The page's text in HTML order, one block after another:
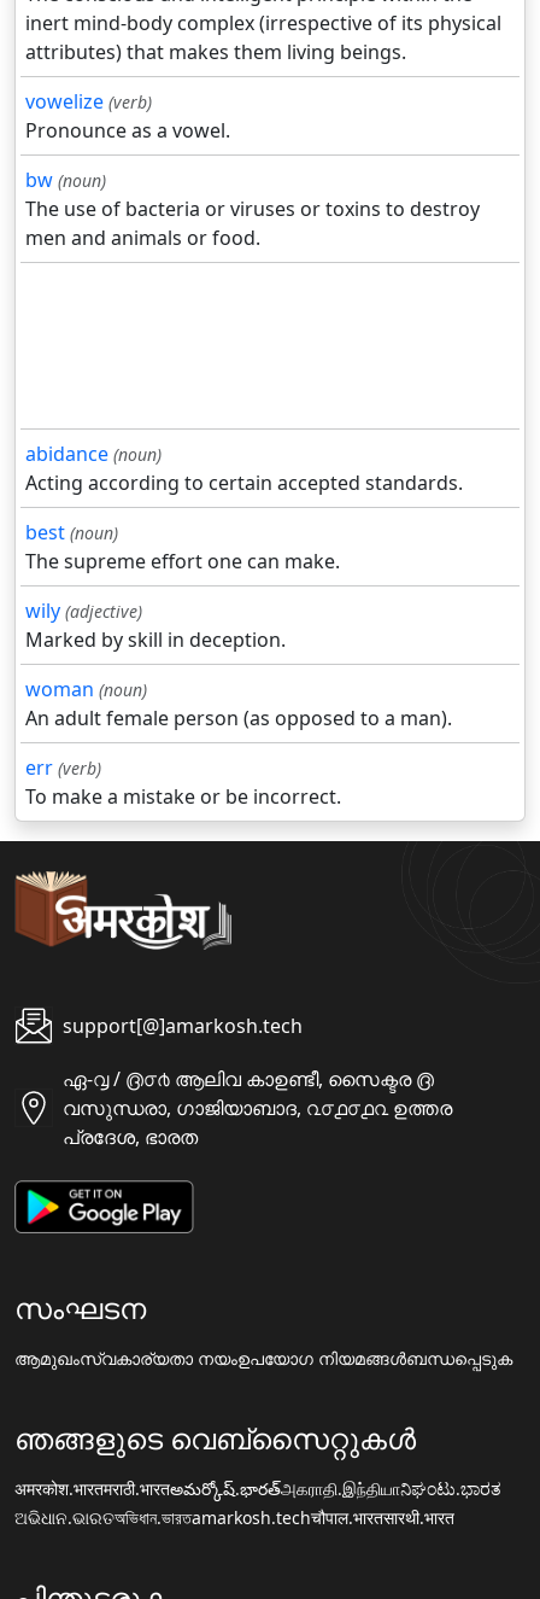
inert mind-body complex (irrespective of its physical
attributes) that makes them living beings.
vowelize (verb)
Pronounce as a vowel.
bw (noun)
The use of bacteria or viruses or toxins to destroy
men and animals or food.
abidance (noun)
Acting according to certain accepted standards.
best (noun)
The supreme effort one can make.
wily (adjective)
Marked by skill in deception.
woman (noun)
An adult female person (as opposed to a man).
err (verb)
To make a mistake or be incorrect.
support[@]amarkosh.tech
ഏ-൮ / ൫൦൪ ആലിവ കാഉണ്ടീ, സൈക്ടര ൫
വസുന്ധരാ, ഗാജിയാബാദ, ൨൦൧൦൧൨ ഉത്തര
പ്രദേശ, ഭാരത
സംഘടന
ആമുഖംസ്വകാര്യതാ നയംഉപയോഗ നിയമങ്ങൾബന്ധപ്പെടുക
ഞങ്ങളുടെ വെബ്സൈറ്റുകൾ
अमरकोश.भारतमराठी.भारतఅమర్కోష్.భారత్அகராதி.இந்தியாನಿಘಂಟು.ಭಾರತ
ଅଭିଧାନ.ଭାରତঅভিধান.ভারতamarkosh.techचौपाल.भारतसारथी.भारत